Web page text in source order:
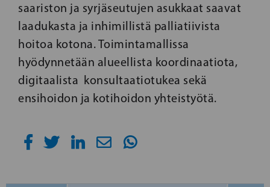
saariston ja syrjäseutujen asukkaat saavat
laadukasta ja inhimillistä palliatiivista
hoitoa kotona. Toimintamallissa
hyödynnetään alueellista koordinaatiota,
digitaalista konsultaatiotukea sekä
ensihoidon ja kotihoidon yhteistyötä.